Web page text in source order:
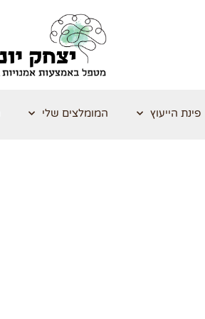
פינת הייעוץ המומלצים שלי